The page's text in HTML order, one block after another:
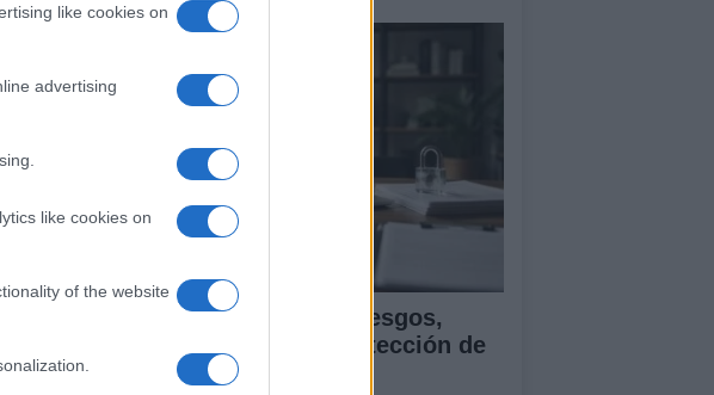
like cookies on
advertising
like cookies on
of the website
Guía para evaluar sesgos,
transparencia y protección de
datos en IA